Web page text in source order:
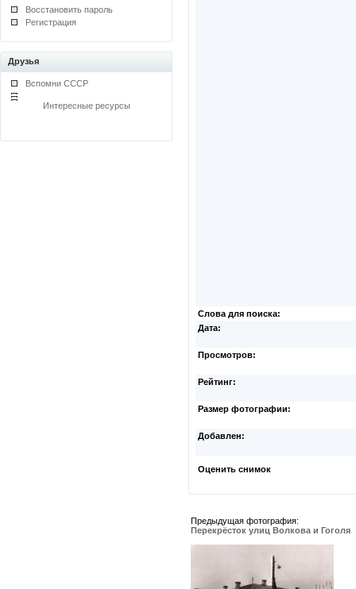
Восстановить пароль
Регистрация
Друзья
Вспомни СССР
Интересные ресурсы
Слова для поиска:
Дата:
Просмотров:
Рейтинг:
Размер фотографии:
Добавлен:
Оценить снимок
Предыдущая фотография:
Перекрёсток улиц Волкова и Гоголя